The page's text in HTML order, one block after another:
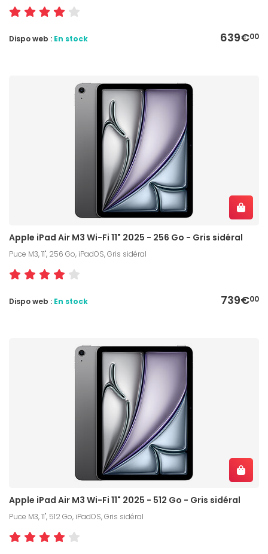
639€00
Dispo web : En stock
Apple iPad Air M3 Wi-Fi 11" 2025 - 256 Go - Gris sidéral
Puce M3, 11", 256 Go, iPadOS, Gris sidéral
739€00
Dispo web : En stock
Apple iPad Air M3 Wi-Fi 11" 2025 - 512 Go - Gris sidéral
Puce M3, 11", 512 Go, iPadOS, Gris sidéral